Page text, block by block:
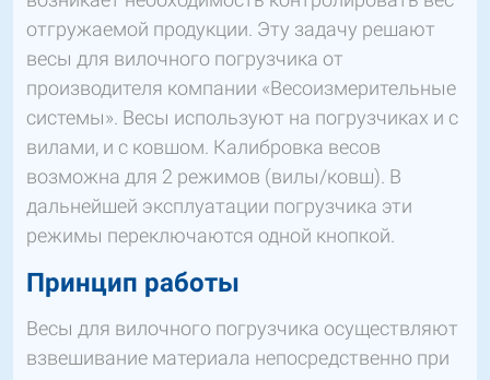
отгружаемой продукции. Эту задачу решают
весы для вилочного погрузчика от
производителя компании «Весоизмерительные
системы». Весы используют на погрузчиках и с
вилами, и с ковшом. Калибровка весов
возможна для 2 режимов (вилы/ковш). В
дальнейшей эксплуатации погрузчика эти
режимы переключаются одной кнопкой.
Принцип работы
Весы для вилочного погрузчика осуществляют
взвешивание материала непосредственно при